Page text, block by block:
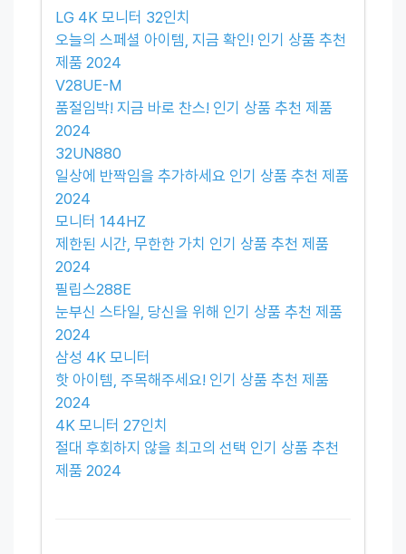
LG 4K 모니터 32인치
오늘의 스페셜 아이템, 지금 확인! 인기 상품 추천
제품 2024
V28UE-M
품절임박! 지금 바로 찬스! 인기 상품 추천 제품
2024
32UN880
일상에 반짝임을 추가하세요 인기 상품 추천 제품
2024
모니터 144HZ
제한된 시간, 무한한 가치 인기 상품 추천 제품
2024
필립스288E
눈부신 스타일, 당신을 위해 인기 상품 추천 제품
2024
삼성 4K 모니터
핫 아이템, 주목해주세요! 인기 상품 추천 제품
2024
4K 모니터 27인치
절대 후회하지 않을 최고의 선택 인기 상품 추천
제품 2024